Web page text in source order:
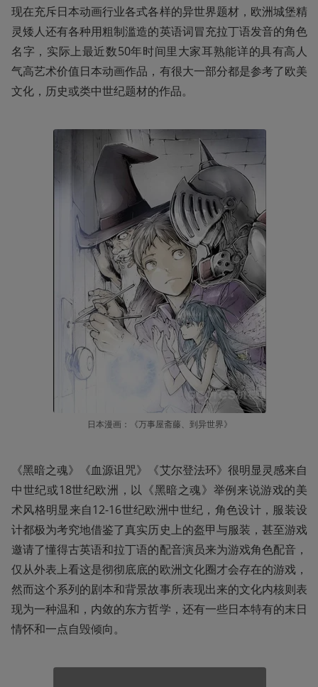
现在充斥日本动画行业各式各样的异世界题材，欧洲城堡精
灵矮人还有各种用粗制滥造的英语词冒充拉丁语发音的角色
名字，实际上最近数50年时间里大家耳熟能详的具有高人
气高艺术价值日本动画作品，有很大一部分都是参考了欧美
文化，历史或类中世纪题材的作品。
日本漫画：《万事屋斋藤、到异世界》
《黑暗之魂》《血源诅咒》《艾尔登法环》很明显灵感来自
中世纪或18世纪欧洲，以《黑暗之魂》举例来说游戏的美
术风格明显来自12-16世纪欧洲中世纪，角色设计，服装设
计都极为考究地借鉴了真实历史上的盔甲与服装，甚至游戏
邀请了懂得古英语和拉丁语的配音演员来为游戏角色配音，
仅从外表上看这是彻彻底底的欧洲文化圈才会存在的游戏，
然而这个系列的剧本和背景故事所表现出来的文化内核则表
现为一种温和，内敛的东方哲学，还有一些日本特有的末日
情怀和一点自毁倾向。